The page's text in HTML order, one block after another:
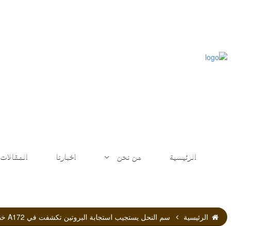
الرئيسية من نحن اخبارنا المقالات
الرئيسية سم النحل يستجيب استجابة البروتين تكشفت في A172 خط الخلايا الورم الدبقيBee Venom Induces Unfolded Protein Response in A172 Glioblastoma Cell Line